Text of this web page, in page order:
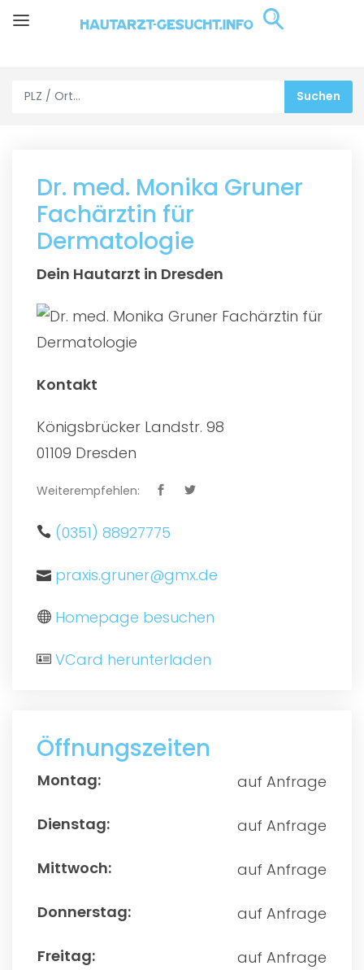
Dr. med. Monika Gruner
Fachärztin für
Dermatologie
Dein Hautarzt in Dresden
Kontakt
Königsbrücker Landstr. 98
01109 Dresden
Weiterempfehlen:
(0351) 88927775
praxis.gruner@gmx.de
Homepage besuchen
VCard herunterladen
Öffnungszeiten
auf Anfrage
auf Anfrage
auf Anfrage
auf Anfrage
auf Anfrage